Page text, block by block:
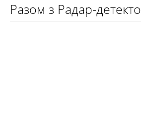
Разом з Радар-